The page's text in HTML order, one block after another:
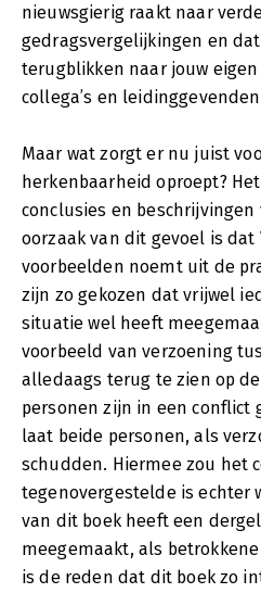
nieuwsgierig raakt naar
gedragsvergelijkingen en
terugblikken naar jouw
collega’s en
Maar wat zorgt er nu juist
herkenbaarheid oproept?
conclusies en beschrijvingen
oorzaak van dit gevoel is dat
voorbeelden noemt uit de
zijn zo gekozen dat vrijwel
situatie wel heeft
voorbeeld van verzoening
alledaags terug te zien op
personen zijn in een conflict
laat beide personen, als
schudden. Hiermee zou het
tegenovergestelde is echter
van dit boek heeft een
meegemaakt, als
is de reden dat dit boek zo